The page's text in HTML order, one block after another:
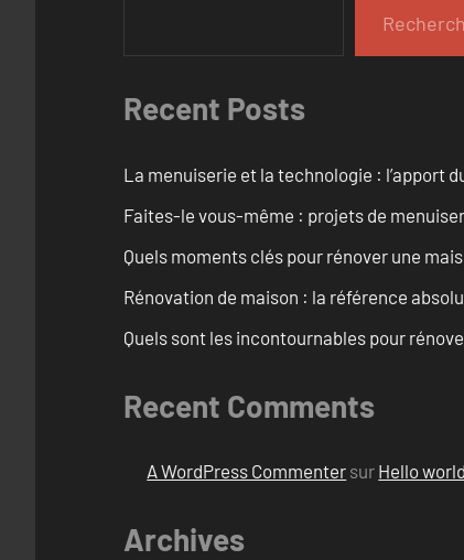
Recent Posts
La menuiserie et la technologie : l’apport
Faites-le vous-même : projets de
Quels moments clés pour rénover une
Rénovation de maison : la référence
Quels sont les incontournables pour
Recent Comments
A WordPress Commenter sur Hello
Archives